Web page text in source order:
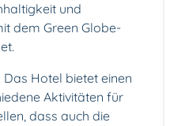
und
dem Green Globe-
Hotel bietet einen
Aktivitäten für
dass auch die